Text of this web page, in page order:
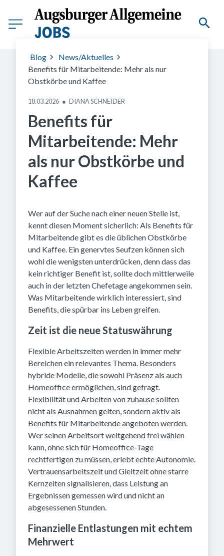
(C) Flash Vector, stock.adobe.com
Blog
News/Aktuelles
Benefits für Mitarbeitende: Mehr als nur
Obstkörbe und Kaffee
18.03.2026 ● DIANA SCHNEIDER
Benefits für
Mitarbeitende: Mehr
als nur Obstkörbe und
Kaffee
Wer auf der Suche nach einer neuen Stelle ist,
kennt diesen Moment sicherlich: Als Benefits für
Mitarbeitende gibt es die üblichen Obstkörbe
und Kaffee. Ein genervtes Seufzen können sich
wohl die wenigsten unterdrücken, denn dass das
kein richtiger Benefit ist, sollte doch mittlerweile
auch in der letzten Chefetage angekommen sein.
Was Mitarbeitende wirklich interessiert, sind
Benefits, die spürbar ins Leben greifen.
Zeit ist die neue Statuswährung
Flexible Arbeitszeiten werden in immer mehr
Bereichen ein relevantes Thema. Besonders
hybride Modelle, die sowohl Präsenz als auch
Homeoffice ermöglichen, sind gefragt.
Flexibilität und Arbeiten von zuhause sollten
nicht als Ausnahmen gelten, sondern aktiv als
Benefits für Mitarbeitende angeboten werden.
Wer seinen Arbeitsort weitgehend frei wählen
kann, ohne sich für Homeoffice-Tage
rechtfertigen zu müssen, erlebt echte Autonomie.
Vertrauensarbeitszeit und Gleitzeit ohne starre
Kernzeiten signalisieren, dass Leistung an
Ergebnissen gemessen wird und nicht an
abgesessenen Stunden.
Finanzielle Entlastungen mit echtem
Mehrwert